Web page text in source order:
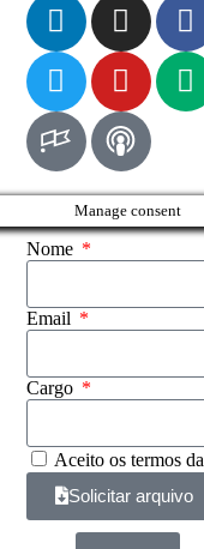
Manage consent
Nome
Email
Cargo
Aceito os termos da
Solicitar arquivo